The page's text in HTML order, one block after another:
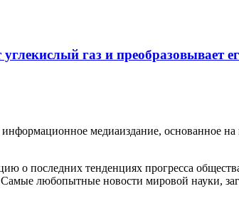
газ и преобразовывает
медиаиздание, основанное
о последних тенденциях прогресса
любопытные новости мировой науки,